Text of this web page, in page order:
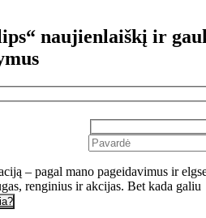
naujienlaiškį ir
– pagal mano pageidavimus ir
renginius ir akcijas. Bet kada galiu